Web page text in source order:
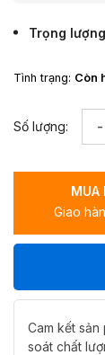
Trọng lượng
Tình trạng: Còn
Số lượng:
MUA
Giao
Cam kết sản
soát chất